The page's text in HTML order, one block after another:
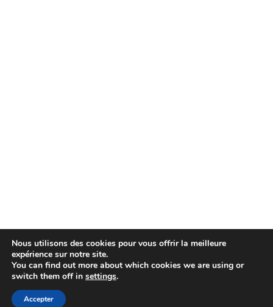
© Copyright 2007-2025 100%Culture - Edité par
Nous utilisons des cookies pour vous offrir la meilleure
expérience sur notre site.
You can find out more about which cookies we are using or
switch them off in settings.
Accepter